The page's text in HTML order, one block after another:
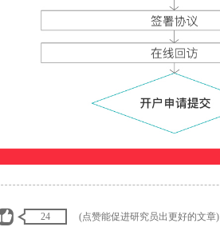
24 (点赞能促进研究员出更好的文章)